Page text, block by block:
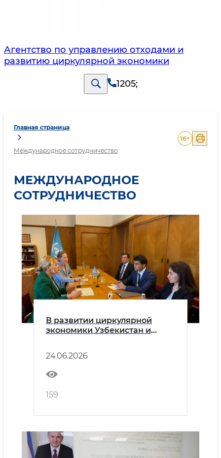
Агентство по управлению отходами и
развитию циркулярной экономики
1205;
Главная страница
Международное сотрудничество
16+
МЕЖДУНАРОДНОЕ
СОТРУДНИЧЕСТВО
В развитии циркулярной
экономики Узбекистан и
ряд совместных инициатив
24.06.2026
159